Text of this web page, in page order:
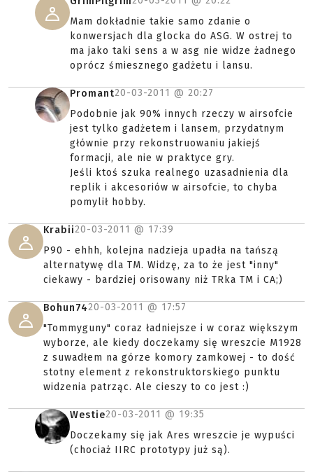
Mam dokładnie takie samo zdanie o
konwersjach dla glocka do ASG. W ostrej to
ma jako taki sens a w asg nie widze żadnego
oprócz śmiesznego gadżetu i lansu.
Promant20-03-2011 @ 20:27
Podobnie jak 90% innych rzeczy w airsofcie
jest tylko gadżetem i lansem, przydatnym
głównie przy rekonstruowaniu jakiejś
formacji, ale nie w praktyce gry.
Jeśli ktoś szuka realnego uzasadnienia dla
replik i akcesoriów w airsofcie, to chyba
pomylił hobby.
Krabii20-03-2011 @ 17:39
P90 - ehhh, kolejna nadzieja upadła na tańszą
alternatywę dla TM. Widzę, za to że jest "inny"
ciekawy - bardziej orisowany niż TRka TM i CA;)
Bohun7420-03-2011 @ 17:57
"Tommyguny" coraz ładniejsze i w coraz większym
wyborze, ale kiedy doczekamy się wreszcie M1928
z suwadłem na górze komory zamkowej - to dość
stotny element z rekonstruktorskiego punktu
widzenia patrząc. Ale cieszy to co jest :)
Westie20-03-2011 @ 19:35
Doczekamy się jak Ares wreszcie je wypuści
(chociaż IIRC prototypy już są).